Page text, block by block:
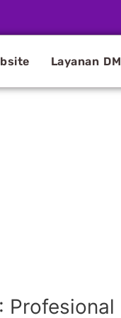
Layanan DM
Profesional